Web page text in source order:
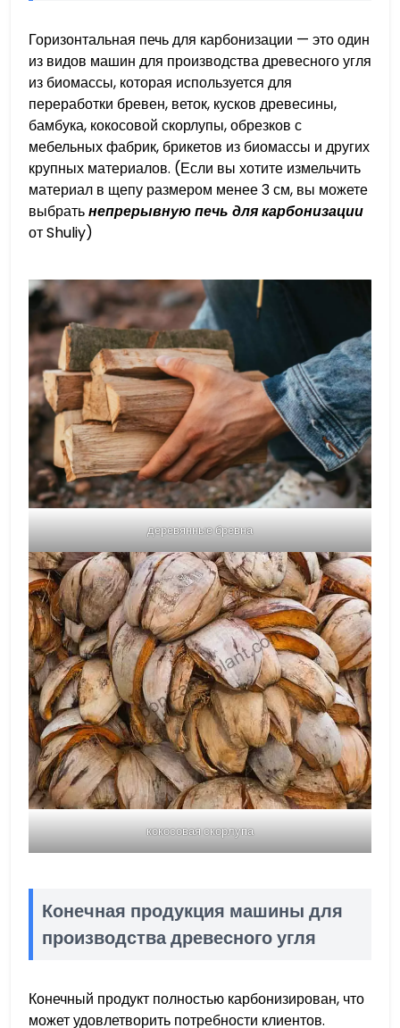
Горизонтальная печь для карбонизации — это один
из видов машин для производства древесного угля
из биомассы, которая используется для
переработки бревен, веток, кусков древесины,
бамбука, кокосовой скорлупы, обрезков с
мебельных фабрик, брикетов из биомассы и других
крупных материалов. (Если вы хотите измельчить
материал в щепу размером менее 3 см, вы можете
выбратьнепрерывную печь для карбонизации
от Shuliy)
деревянные бревна
кокосовая скорлупа
Конечная продукция машины для
производства древесного угля
Конечный продукт полностью карбонизирован, что
может удовлетворить потребности клиентов.